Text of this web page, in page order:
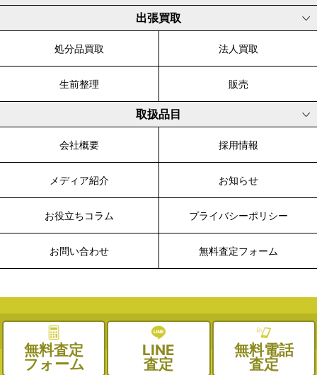
無料査定
フォーム
LINE
査定
無料電話
査定
出張買取
処分品買取 法人買取
生前整理 販売
取扱品目
会社概要 採用情報
メディア紹介 お知らせ
お役立ちコラム プライバシーポリシー
お問い合わせ 無料査定フォーム
© 2003-2026 WALK, All Rights Reserved.